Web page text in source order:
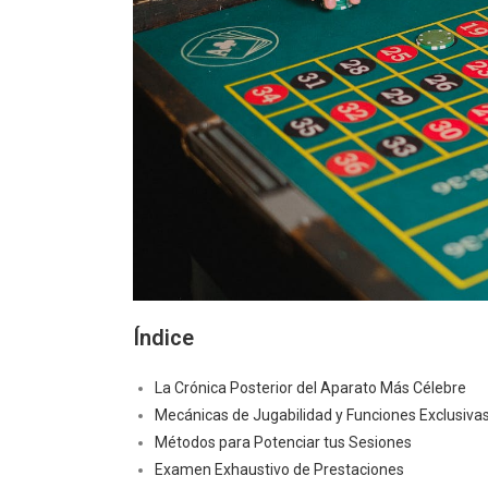
Índice
La Crónica Posterior del Aparato Más Célebre
Mecánicas de Jugabilidad y Funciones
Métodos para Potenciar tus Sesiones
Examen Exhaustivo de Prestaciones